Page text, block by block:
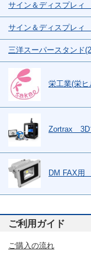
サイン＆ディスプレィ
サイン＆ディスプレィ
三洋スーパースタンド
栄工業(栄ヒ
Zortrax 3D
DM FAX用
ご利用ガイド
ご購入の流れ